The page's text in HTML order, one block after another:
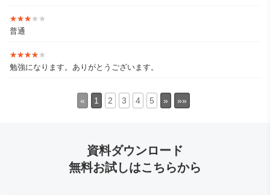
★★★★★
★★★★★
普通
★★★★★
★★★★★
勉強になります。ありがとうございます。
« 1 2 3 4 5 » »»
資料ダウンロード
無料お試しはこちらから